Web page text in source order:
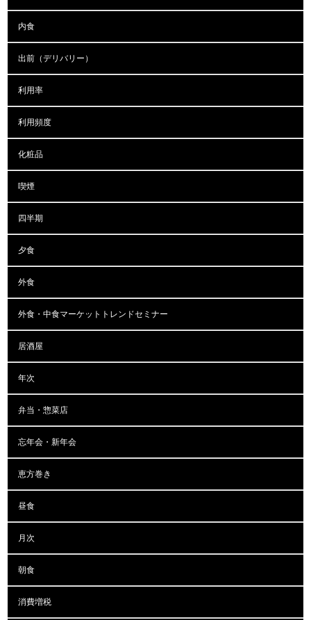
内食
出前（デリバリー）
利用率
利用頻度
化粧品
喫煙
四半期
夕食
外食
外食・中食マーケットトレンドセミナー
居酒屋
年次
弁当・惣菜店
忘年会・新年会
恵方巻き
昼食
月次
朝食
消費増税